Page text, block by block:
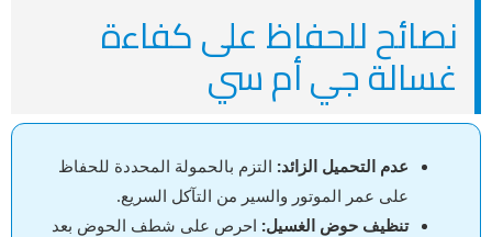
نصائح للحفاظ على كفاءة
غسالة جي أم سي
عدم التحميل الزائد: التزم بالحمولة المحددة للحفاظ
على عمر الموتور والسير من التآكل السريع.
تنظيف حوض الغسيل: احرص على شطف الحوض بعد